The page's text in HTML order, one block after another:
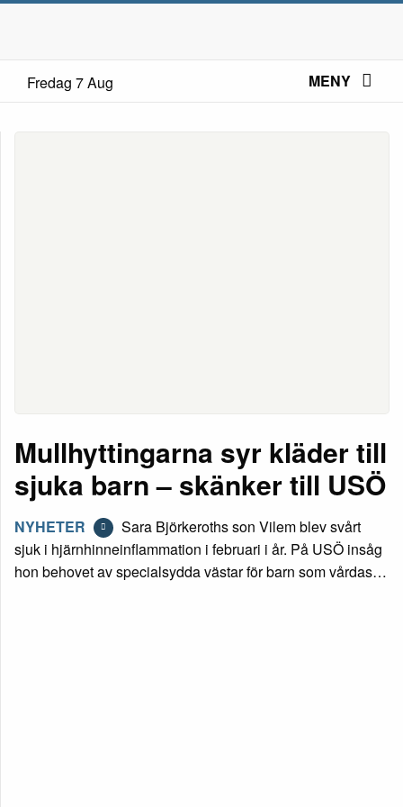
Fredag 7 Aug MENY
Mullhyttingarna syr kläder till
sjuka barn – skänker till USÖ
NYHETER
Sara Björkeroths son Vilem blev svårt
sjuk i hjärnhinneinflammation i februari i år. På USÖ insåg
hon behovet av specialsydda västar för barn som vårdas…